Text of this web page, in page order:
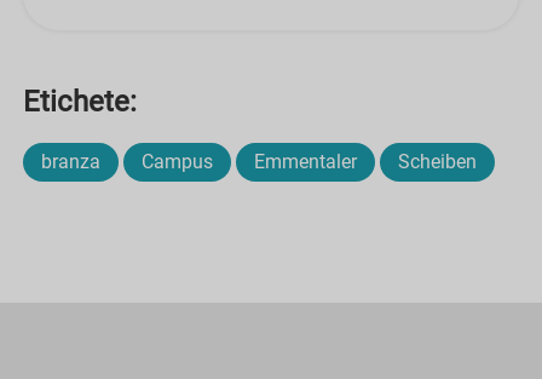
Etichete:
branza Campus Emmentaler Scheiben